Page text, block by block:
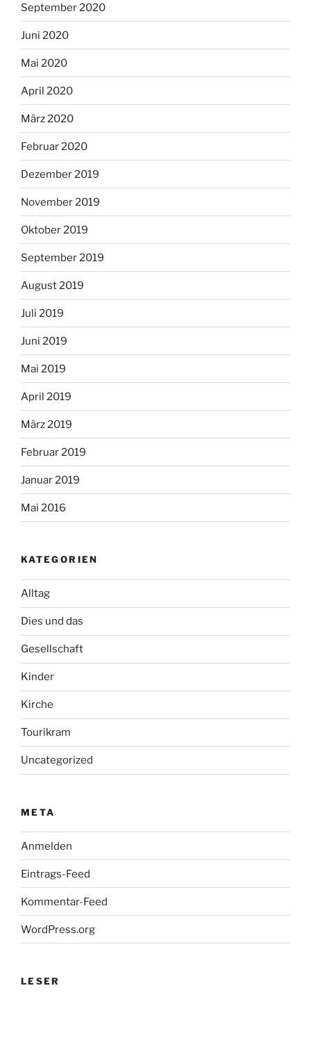
September 2020
Juni 2020
Mai 2020
April 2020
März 2020
Februar 2020
Dezember 2019
November 2019
Oktober 2019
September 2019
August 2019
Juli 2019
Juni 2019
Mai 2019
April 2019
März 2019
Februar 2019
Januar 2019
Mai 2016
KATEGORIEN
Alltag
Dies und das
Gesellschaft
Kinder
Kirche
Tourikram
Uncategorized
META
Anmelden
Eintrags-Feed
Kommentar-Feed
WordPress.org
LESER